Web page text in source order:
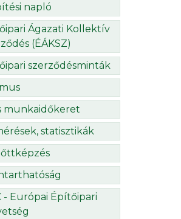
napló
Ágazati Kollektív
(ÉÁKSZ)
szerződésminták
munkaidőkeret
statisztikák
- Európai Építőipari